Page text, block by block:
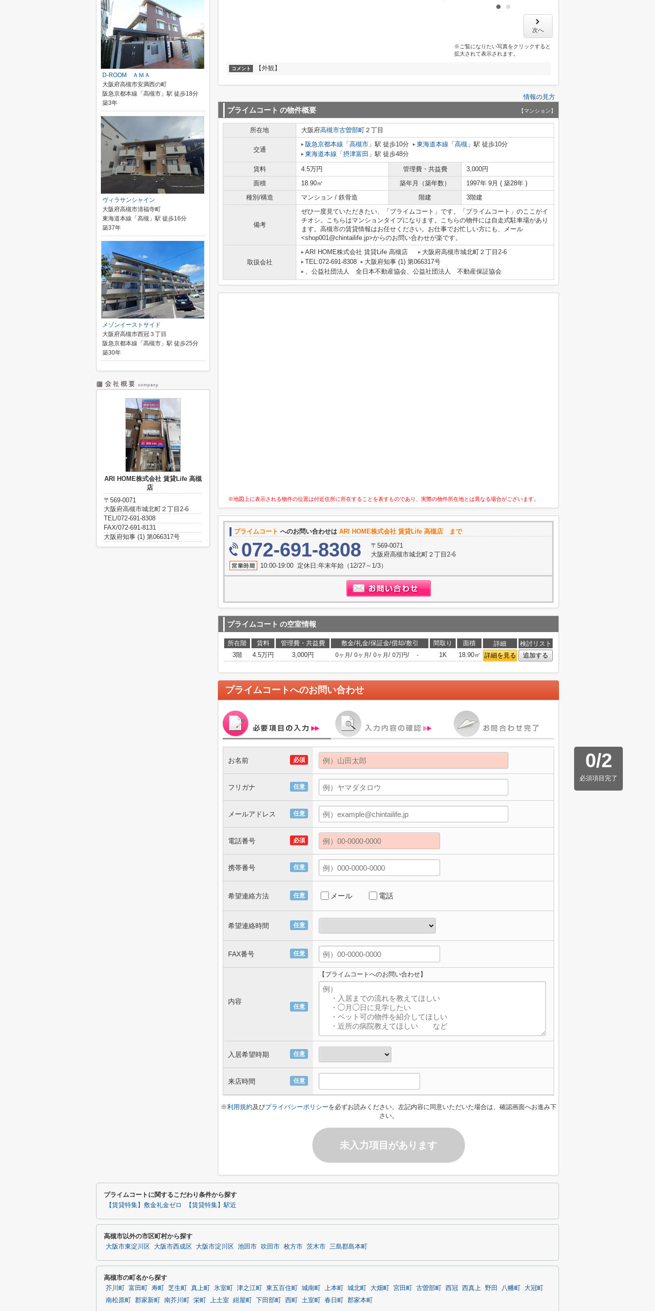
次へ
※ご覧になりたい写真をクリックすると
拡大されて表示されます。
コメント 【外観】
情報の見方
プライムコート の物件概要 【マンション】
所在地 大阪府高槻市古曽部町 ２丁目
交通
阪急京都本線 「 高槻市 」駅 徒歩10分 東海道本線 「 高槻 」駅 徒歩10分
東海道本線 「 摂津富田 」駅 徒歩48分
賃料 4.5万円 管理費・共益費
3,000円
面積
18.90㎡ 築年月（築年数）
1997年 9月 ( 築28年 )
種別/構造
マンション / 鉄骨造 階建 3階建
備考
ぜひ一度見ていただきたい、「プライムコート」です。「プライムコート」のここがイ
チオシ。こちらはマンションタイプになります。こちらの物件には自走式駐車場があり
ます。高槻市の賃貸情報はお任せください。お仕事でお忙しい方にも、メール
<shop001@chintailife.jp>からのお問い合わせが楽です。
取扱会社
ARI HOME株式会社 賃貸Life 高槻店
大阪府高槻市城北町２丁目2-6
TEL:072-691-8308
大阪府知事 (1) 第066317号
、公益社団法人 全日本不動産協会、公益社団法人 不動産保証協会
※地図上に表示される物件の位置は付近住所に所在することを表すものであり、実際の物件所在地とは異なる場合がございます。
プライムコート へのお問い合わせは ARI HOME株式会社 賃貸Life 高槻店 まで
072-691-8308
〒569-0071
大阪府高槻市城北町２丁目2-6
10:00-19:00 定休日:年末年始（12/27～1/3）
プライムコート の空室情報
所在階 賃料 管理費・共益費 敷金/礼金/保証金/償却/敷引 間取り 面積 詳細
検討リスト
3階
4.5万円 3,000円 0ヶ月 / 0ヶ月 / 0ヶ月 / 0万円/ - 1K 18.90㎡ 詳細を見る 追加する
プライムコートへのお問い合わせ
0/2
必須項目完了
必須
お名前
任意
フリガナ
任意
メールアドレス
必須
電話番号
任意
携帯番号
任意
希望連絡方法 メール 電話
任意
希望連絡時間
任意
FAX番号
任意
内容
【プライムコートへのお問い合わせ】
任意
入居希望時期
任意
来店時間
※利用規約及びプライバシーポリシーを必ずお読みください。左記内容に同意いただいた場合は、確認画面へお進み下
さい。
未入力項目があります
D-ROOM ＡＭＡ
大阪府高槻市安満西の町
阪急京都本線「高槻市」駅 徒歩18分
築3年
ヴィラサンシャイン
大阪府高槻市清福寺町
東海道本線「高槻」駅 徒歩16分
築37年
メゾンイーストサイド
大阪府高槻市西冠３丁目
阪急京都本線「高槻市」駅 徒歩25分
築30年
ARI HOME株式会社 賃貸Life 高槻
店
〒569-0071
大阪府高槻市城北町２丁目2-6
TEL/072-691-8308
FAX/072-691-8131
大阪府知事 (1) 第066317号
プライムコートに関するこだわり条件から探す
【賃貸特集】敷金礼金ゼロ 【賃貸特集】駅近
高槻市以外の市区町村から探す
大阪市東淀川区 大阪市西成区 大阪市淀川区 池田市 吹田市 枚方市 茨木市 三島郡島本町
高槻市の町名から探す
芥川町 富田町 寿町 芝生町 真上町 氷室町 津之江町 東五百住町 城南町 上本町 城北町 大畑町 宮田町 古曽部町 西冠 西真上 野田 八幡町
大冠町
南松原町
郡家新町 南芥川町 栄町 上土室 紺屋町 下田部町 西町 土室町 春日町 郡家本町